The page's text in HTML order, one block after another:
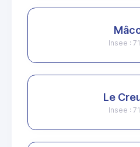
Insee :
Le
Insee :